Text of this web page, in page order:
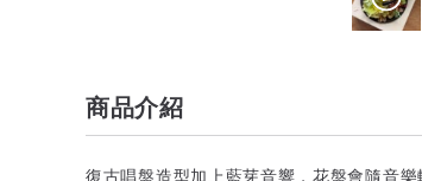
商品介紹
復古唱盤造型加上藍芽音響，花盤會隨音